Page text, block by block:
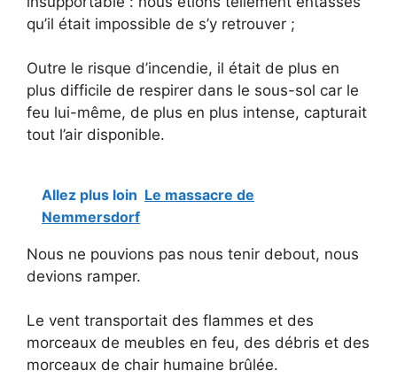
qu’il était impossible de s’y retrouver ;
Outre le risque d’incendie, il était de plus en
plus difficile de respirer dans le sous-sol car le
feu lui-même, de plus en plus intense, capturait
tout l’air disponible.
Allez plus loin Le massacre de
Nemmersdorf
Nous ne pouvions pas nous tenir debout, nous
devions ramper.
Le vent transportait des flammes et des
morceaux de meubles en feu, des débris et des
morceaux de chair humaine brûlée.